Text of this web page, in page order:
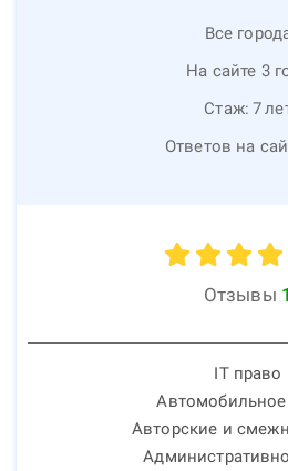
Все
На сайте 3
Стаж: 7
Ответов на
Отзывы 1
IT право
Авторские и